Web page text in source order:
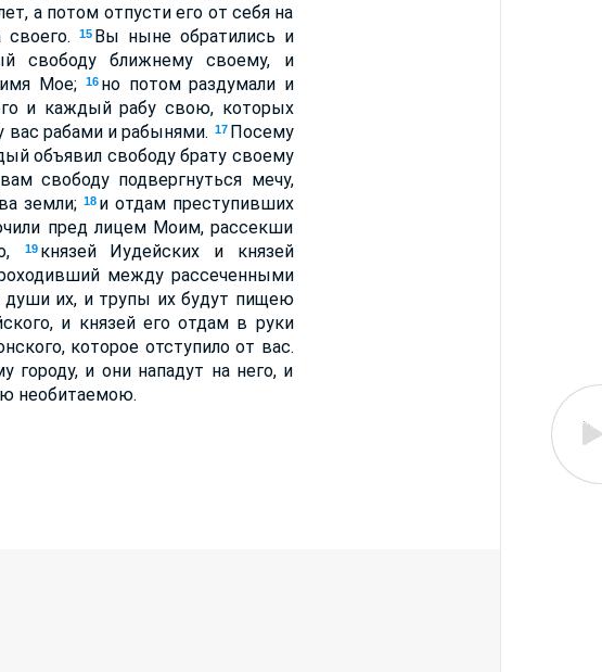
а потом отпусти его от себя на
15 Вы ныне обратились и
свободу ближнему своему, и
Мое;
16 но потом раздумали и
и каждый рабу свою, которых
вас рабами и рабынями. 17 Посему
объявил свободу брату своему
свободу подвергнуться мечу,
земли; 18 и отдам преступивших
пред лицем Моим, рассекши
19 князей Иудейских и князей
между рассеченными
их, и трупы их будут пищею
и князей его отдам в руки
которое отступило от вас.
городу, и они нападут на него, и
необитаемою.